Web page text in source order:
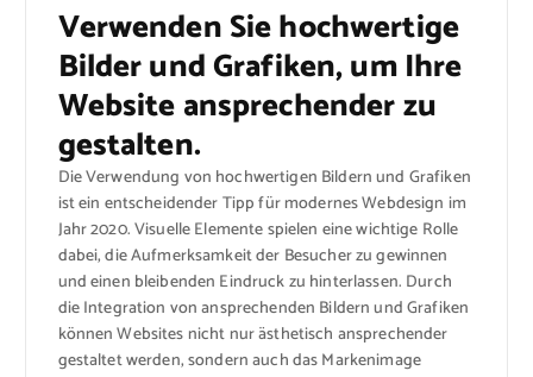
Verwenden Sie hochwertige
Bilder und Grafiken, um Ihre
Website ansprechender zu
gestalten.
Die Verwendung von hochwertigen Bildern und Grafiken
ist ein entscheidender Tipp für modernes Webdesign im
Jahr 2020. Visuelle Elemente spielen eine wichtige Rolle
dabei, die Aufmerksamkeit der Besucher zu gewinnen
und einen bleibenden Eindruck zu hinterlassen. Durch
die Integration von ansprechenden Bildern und Grafiken
können Websites nicht nur ästhetisch ansprechender
gestaltet werden, sondern auch das Markenimage